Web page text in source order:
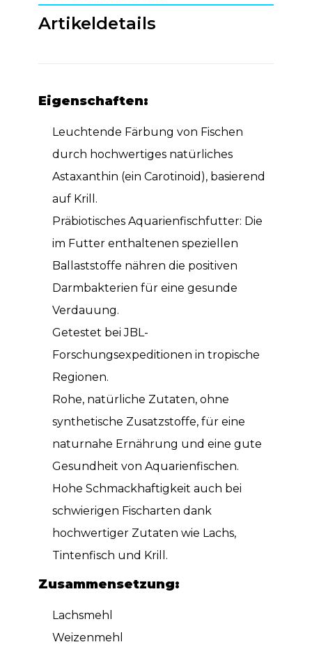
Artikeldetails
Eigenschaften:
Leuchtende Färbung von Fischen
durch hochwertiges natürliches
Astaxanthin (ein Carotinoid), basierend
auf Krill.
Präbiotisches Aquarienfischfutter: Die
im Futter enthaltenen speziellen
Ballaststoffe nähren die positiven
Darmbakterien für eine gesunde
Verdauung.
Getestet bei JBL-
Forschungsexpeditionen in tropische
Regionen.
Rohe, natürliche Zutaten, ohne
synthetische Zusatzstoffe, für eine
naturnahe Ernährung und eine gute
Gesundheit von Aquarienfischen.
Hohe Schmackhaftigkeit auch bei
schwierigen Fischarten dank
hochwertiger Zutaten wie Lachs,
Tintenfisch und Krill.
Zusammensetzung:
Lachsmehl
Weizenmehl